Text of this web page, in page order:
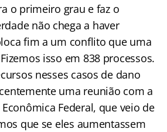
o primeiro grau e faz o
não chega a haver
fim a um conflito que uma
isso em 838 processos.
nesses casos de dano
uma reunião com a
Federal, que veio de
que se eles aumentassem